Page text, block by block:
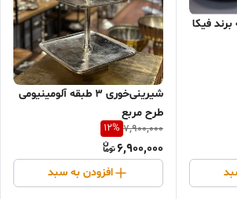
سرویس قابلمه 11 پارچه برند فیکا
شیرینی‌خوری ۳ طبقه آلومینیومی
طرح مربع
7,900,000
12%
6,900,000
افزودن به سبد